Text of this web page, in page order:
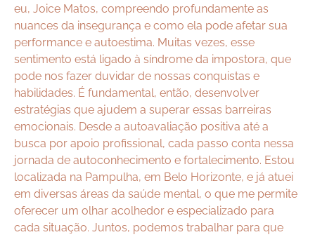
eu, Joice Matos, compreendo profundamente as
nuances da insegurança e como ela pode afetar sua
performance e autoestima. Muitas vezes, esse
sentimento está ligado à síndrome da impostora, que
pode nos fazer duvidar de nossas conquistas e
habilidades. É fundamental, então, desenvolver
estratégias que ajudem a superar essas barreiras
emocionais. Desde a autoavaliação positiva até a
busca por apoio profissional, cada passo conta nessa
jornada de autoconhecimento e fortalecimento. Estou
localizada na Pampulha, em Belo Horizonte, e já atuei
em diversas áreas da saúde mental, o que me permite
oferecer um olhar acolhedor e especializado para
cada situação. Juntos, podemos trabalhar para que